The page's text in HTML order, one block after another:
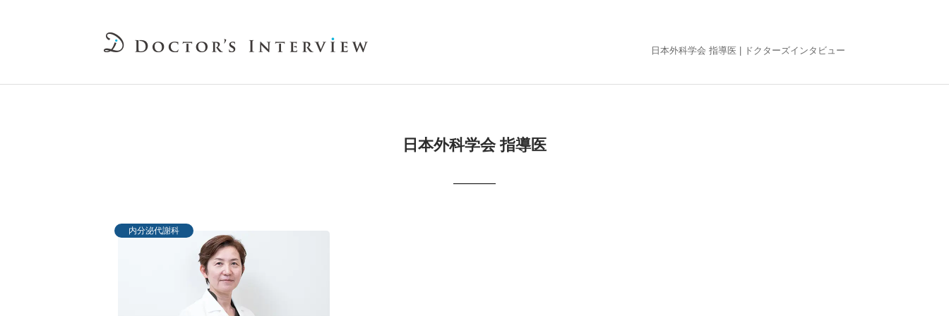
日本外科学会 指導医 | ドクターズインタビュー
日本外科学会 指導医
内分泌代謝科